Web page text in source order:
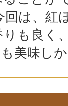
回は、紅
も良く
美味し